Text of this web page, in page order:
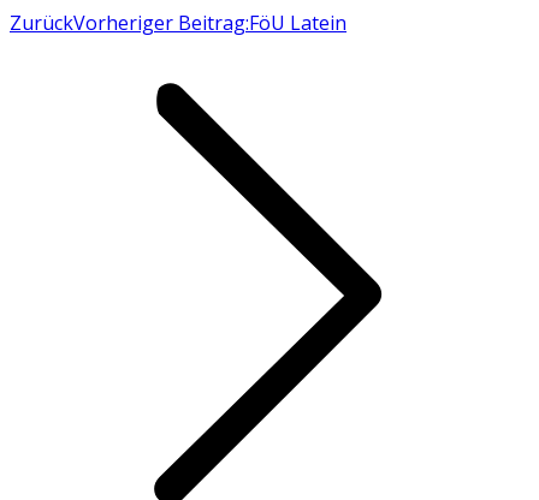
ZurückVorheriger Beitrag:FöU Latein